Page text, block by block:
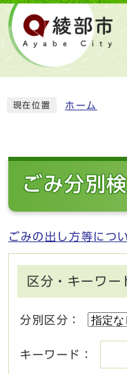
現在位置 ホーム
ごみ分別
ごみの出し方等につ
区分・キーワー
分別区分：
キーワード：